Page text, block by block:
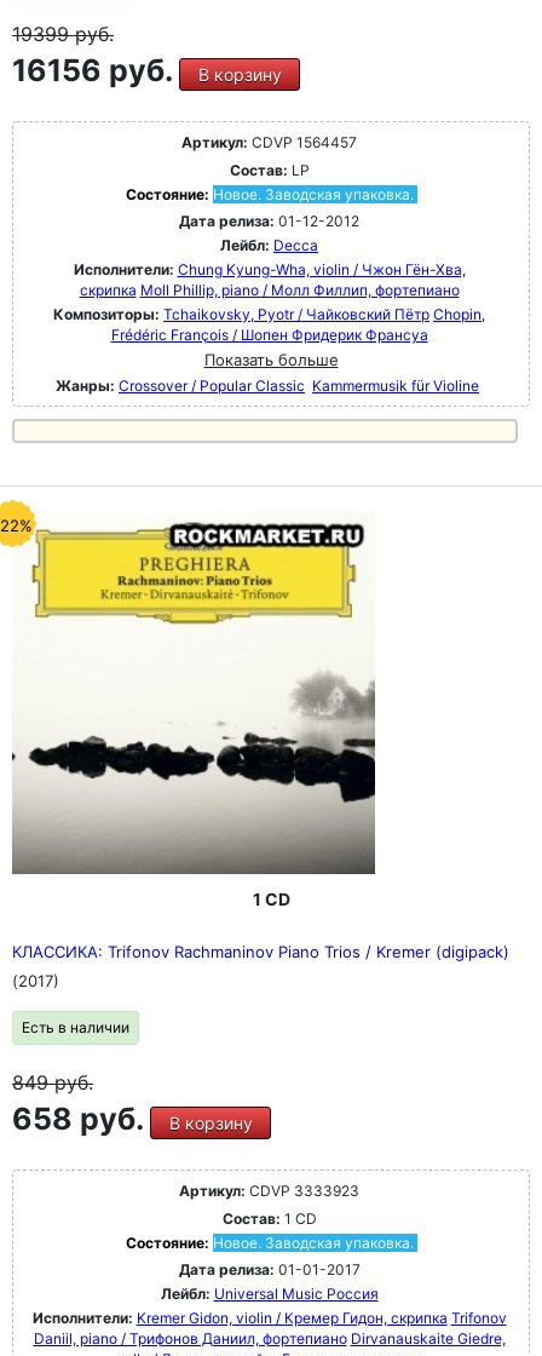
19399руб.
16156 руб. В корзину
Артикул: CDVP 1564457
Состав: LP
Состояние: Новое. Заводская упаковка.
Дата релиза: 01-12-2012
Лейбл: Decca
Исполнители: Chung Kyung-Wha, violin / Чжон Гён-Хва,
скрипка Moll Phillip, piano / Молл Филлип, фортепиано
Композиторы: Tchaikovsky, Pyotr / Чайковский Пётр Chopin,
Frédéric François / Шопен Фридерик Франсуа
Показать больше
Жанры: Crossover / Popular Classic Kammermusik für Violine
1 CD
КЛАССИКА: Trifonov Rachmaninov Piano Trios / Kremer (digipack)
(2017)
Есть в наличии
849руб.
658 руб. В корзину
Артикул: CDVP 3333923
Состав: 1 CD
Состояние: Новое. Заводская упаковка.
Дата релиза: 01-01-2017
Лейбл: Universal Music Россия
Исполнители: Kremer Gidon, violin / Кремер Гидон, скрипка Trifonov
Daniil, piano / Трифонов Даниил, фортепиано Dirvanauskaite Giedre,